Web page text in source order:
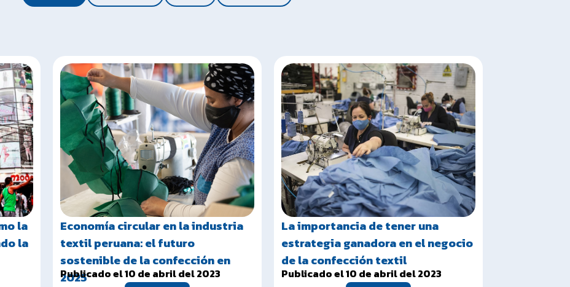
la
la
Economía circular en la industria
textil peruana: el futuro
sostenible de la confección en
2025
Publicado el 10 de abril del 2023
La importancia de tener una
estrategia ganadora en el negocio
de la confección textil
Publicado el 10 de abril del 2023